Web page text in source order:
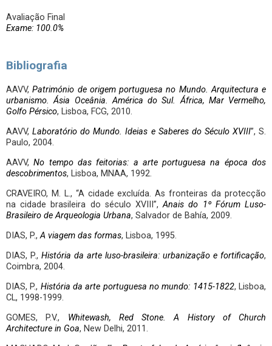
Avaliação Final
Exame: 100.0%
Bibliografia
AAVV,Património de origem portuguesa no Mundo. Arquitectura e
urbanismo. Ásia Oceânia. América do Sul. África, Mar Vermelho,
Golfo Pérsico, Lisboa, FCG, 2010.
AAVV,Laboratório do Mundo. Ideias e Saberes do Século XVIII”, S.
Paulo, 2004.
AAVV,No tempo das feitorias: a arte portuguesa na época dos
descobrimentos, Lisboa, MNAA, 1992.
CRAVEIRO, M. L., “A cidade excluída. As fronteiras da protecção
na cidade brasileira do século XVIII”,Anais do 1º Fórum Luso-
Brasileiro de Arqueologia Urbana, Salvador de Bahía, 2009.
DIAS, P.,A viagem das formas, Lisboa, 1995.
DIAS, P., História da arte luso-brasileira: urbanização e fortificação,
Coimbra, 2004.
DIAS, P., História da arte portuguesa no mundo: 1415-1822, Lisboa,
CL, 1998-1999.
GOMES, P.V., Whitewash, Red Stone. A History of Church
Architecture in Goa, New Delhi, 2011.